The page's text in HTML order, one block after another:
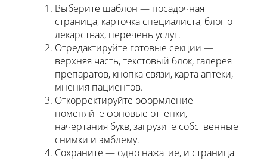
Выберите шаблон — посадочная
страница, карточка специалиста, блог о
лекарствах, перечень услуг.
Отредактируйте готовые секции —
верхняя часть, текстовый блок, галерея
препаратов, кнопка связи, карта аптеки,
мнения пациентов.
Откорректируйте оформление —
поменяйте фоновые оттенки,
начертания букв, загрузите собственные
снимки и эмблему.
Сохраните — одно нажатие, и страница